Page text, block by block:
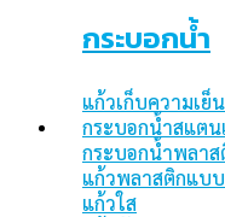
กระบอกน้ำ
แก้วเก็บความเย็น
กระบอกน้ำสแตน
กระบอกน้ำพลาส
แก้วพลาสติกแบ
แก้วใส